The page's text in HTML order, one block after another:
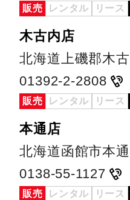
販売 レンタル リース
木古内店
北海道上磯郡木
01392-2-2808
販売 レンタル リース
本通店
北海道函館市本
0138-55-1127
販売 レンタル リース